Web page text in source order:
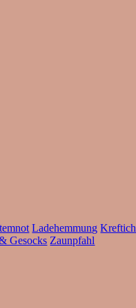
Ladehemmung Kreftich
Gesocks Zaunpfahl